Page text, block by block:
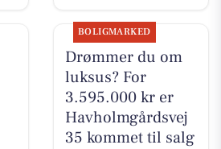
BOLIGMARKED
Drømmer du om
luksus? For
3.595.000 kr er
Havholmgårdsvej
35 kommet til salg